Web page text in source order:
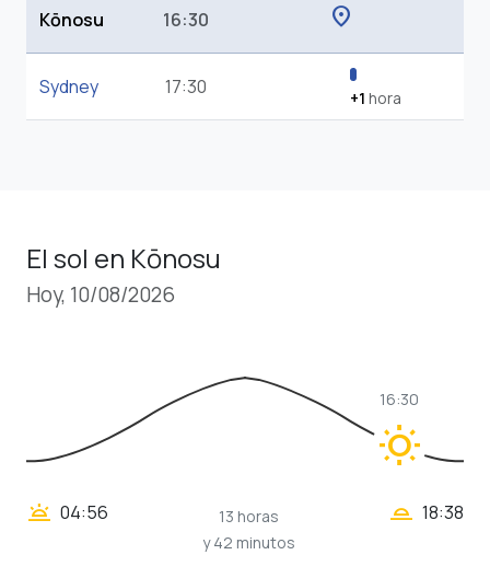
Kōnosu 16:30 location_on
Sydney 17:30 +1 hora
El sol en Kōnosu
Hoy, 10/08/2026
wb_sunny
16:30
wb_twilight 04:56
13 horas
y 42 minutos
wb_twilight_2 18:38